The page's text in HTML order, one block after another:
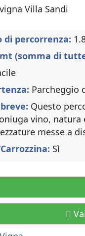
di percorrenza:
(somma di
Parcheggio
Questo
vino,
messe a
Sì